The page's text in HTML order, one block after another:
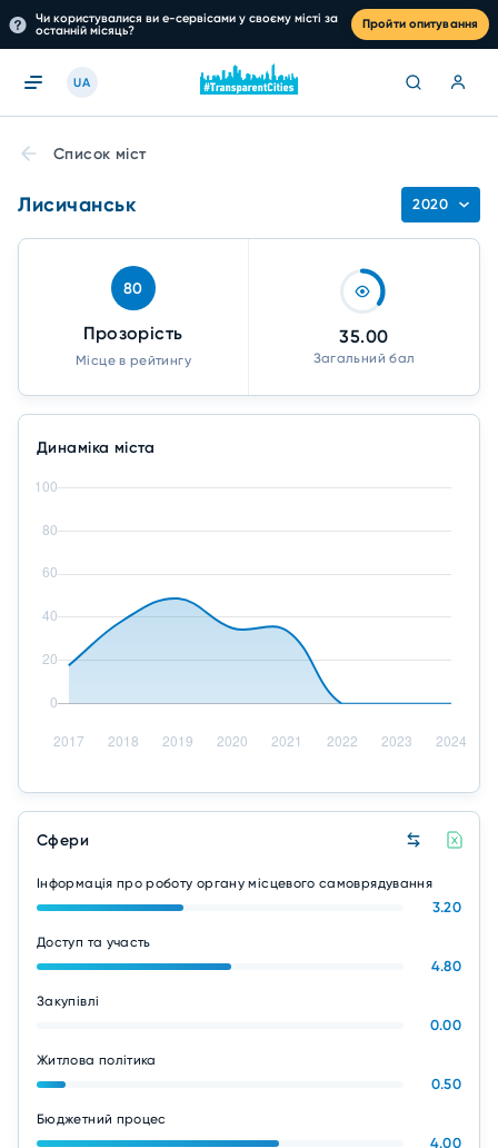
Чи користувалися ви е-сервісами у своєму місті за
останній місяць?
Пройти опитування
UA
Список міст
Лисичанськ 2020
80
Прозорість
Місце в рейтингу
35.00
Загальний бал
Динаміка міста
Сфери
Інформація про роботу органу місцевого самоврядування
3.20
Доступ та участь
4.80
Закупівлі
0.00
Житлова політика
0.50
Бюджетний процес
4.00